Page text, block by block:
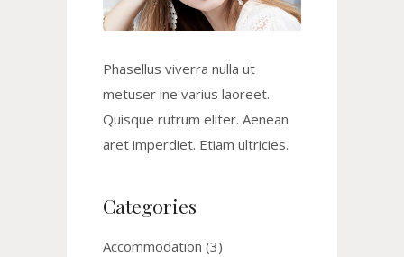
Phasellus viverra nulla ut
metuser ine varius laoreet.
Quisque rutrum eliter. Aenean
aret imperdiet. Etiam ultricies.
Categories
Accommodation (3)